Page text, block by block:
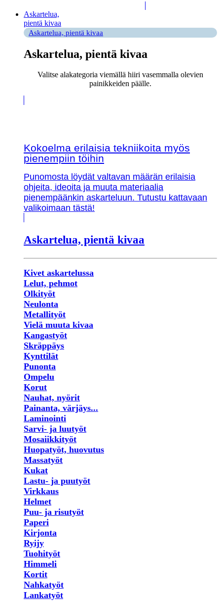
Askartelua,
pientä kivaa
Askartelua, pientä kivaa
Askartelua, pientä kivaa
Valitse alakategoria viemällä hiiri vasemmalla olevien
painikkeiden päälle.
Kokoelma erilaisia tekniikoita myös
pienempiin töihin
Punomosta löydät valtavan määrän erilaisia
ohjeita, ideoita ja muuta materiaalia
pienempäänkin askarteluun. Tutustu kattavaan
valikoimaan tästä!
Askartelua, pientä kivaa
Kivet askartelussa
Lelut, pehmot
Olkityöt
Neulonta
Metallityöt
Vielä muuta kivaa
Kangastyöt
Skräppäys
Kynttilät
Punonta
Ompelu
Korut
Nauhat, nyörit
Painanta, värjäys...
Laminointi
Sarvi- ja luutyöt
Mosaiikkityöt
Huopatyöt, huovutus
Massatyöt
Kukat
Lastu- ja puutyöt
Virkkaus
Helmet
Puu- ja risutyöt
Paperi
Kirjonta
Ryijy
Tuohityöt
Himmeli
Kortit
Nahkatyöt
Lankatyöt